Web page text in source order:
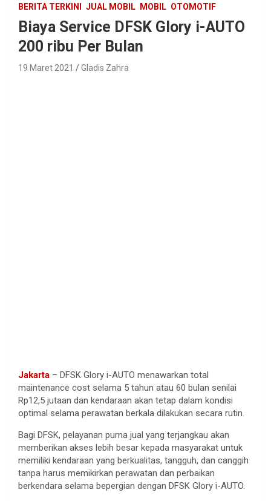
BERITA TERKINI JUAL MOBIL MOBIL OTOMOTIF
Biaya Service DFSK Glory i-AUTO
200 ribu Per Bulan
19 Maret 2021 Gladis Zahra
Jakarta – DFSK Glory i-AUTO menawarkan total
maintenance cost selama 5 tahun atau 60 bulan senilai
Rp12,5 jutaan dan kendaraan akan tetap dalam kondisi
optimal selama perawatan berkala dilakukan secara rutin.
Bagi DFSK, pelayanan purna jual yang terjangkau akan
memberikan akses lebih besar kepada masyarakat untuk
memiliki kendaraan yang berkualitas, tangguh, dan canggih
tanpa harus memikirkan perawatan dan perbaikan
berkendara selama bepergian dengan DFSK Glory i-AUTO.